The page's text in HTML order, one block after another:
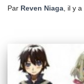
Par Reven Niaga , il y a